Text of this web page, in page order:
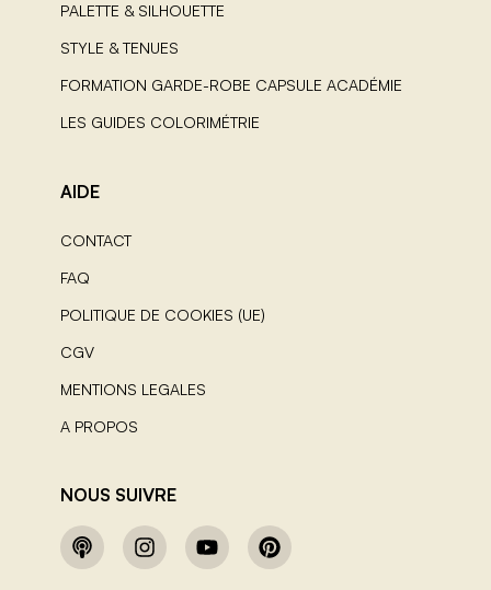
PALETTE & SILHOUETTE
STYLE & TENUES
FORMATION GARDE-ROBE CAPSULE ACADÉMIE
LES GUIDES COLORIMÉTRIE
AIDE
CONTACT
FAQ
POLITIQUE DE COOKIES (UE)
CGV
MENTIONS LEGALES
A PROPOS
NOUS SUIVRE